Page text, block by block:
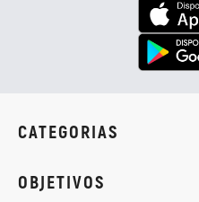
CATEGORIAS
OBJETIVOS